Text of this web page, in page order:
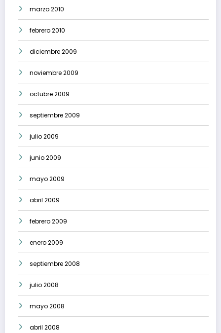
marzo 2010
febrero 2010
diciembre 2009
noviembre 2009
octubre 2009
septiembre 2009
julio 2009
junio 2009
mayo 2009
abril 2009
febrero 2009
enero 2009
septiembre 2008
julio 2008
mayo 2008
abril 2008